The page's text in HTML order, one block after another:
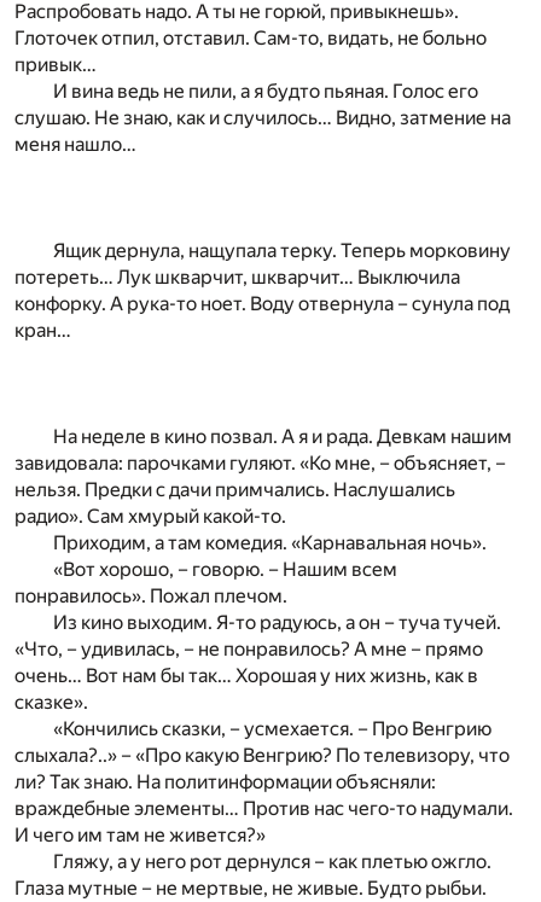
Распробовать надо. А ты не горюй, привыкнешь».
Глоточек отпил, отставил. Сам-то, видать, не больно
привык…
И вина ведь не пили, а я будто пьяная. Голос его
слушаю. Не знаю, как и случилось… Видно, затмение на
меня нашло…
Ящик дернула, нащупала терку. Теперь морковину
потереть… Лук шкварчит, шкварчит… Выключила
конфорку. А рука-то ноет. Воду отвернула – сунула под
кран…
На неделе в кино позвал. А я и рада. Девкам нашим
завидовала: парочками гуляют. «Ко мне, – объясняет, –
нельзя. Предки с дачи примчались. Наслушались
радио». Сам хмурый какой-то.
Приходим, а там комедия. «Карнавальная ночь».
«Вот хорошо, – говорю. – Нашим всем
понравилось». Пожал плечом.
Из кино выходим. Я-то радуюсь, а он – туча тучей.
«Что, – удивилась, – не понравилось? А мне – прямо
очень… Вот нам бы так… Хорошая у них жизнь, как в
сказке».
«Кончились сказки, – усмехается. – Про Венгрию
слыхала?..» – «Про какую Венгрию? По телевизору, что
ли? Так знаю. На политинформации объясняли:
враждебные элементы… Против нас чего-то надумали.
И чего им там не живется?»
Гляжу, а у него рот дернулся – как плетью ожгло.
Глаза мутные – не мертвые, не живые. Будто рыбьи.